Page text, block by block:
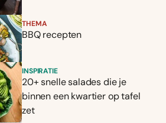
THEMA
BBQ recepten
INSPIRATIE
20+ snelle salades die je
binnen een kwartier op tafel
zet